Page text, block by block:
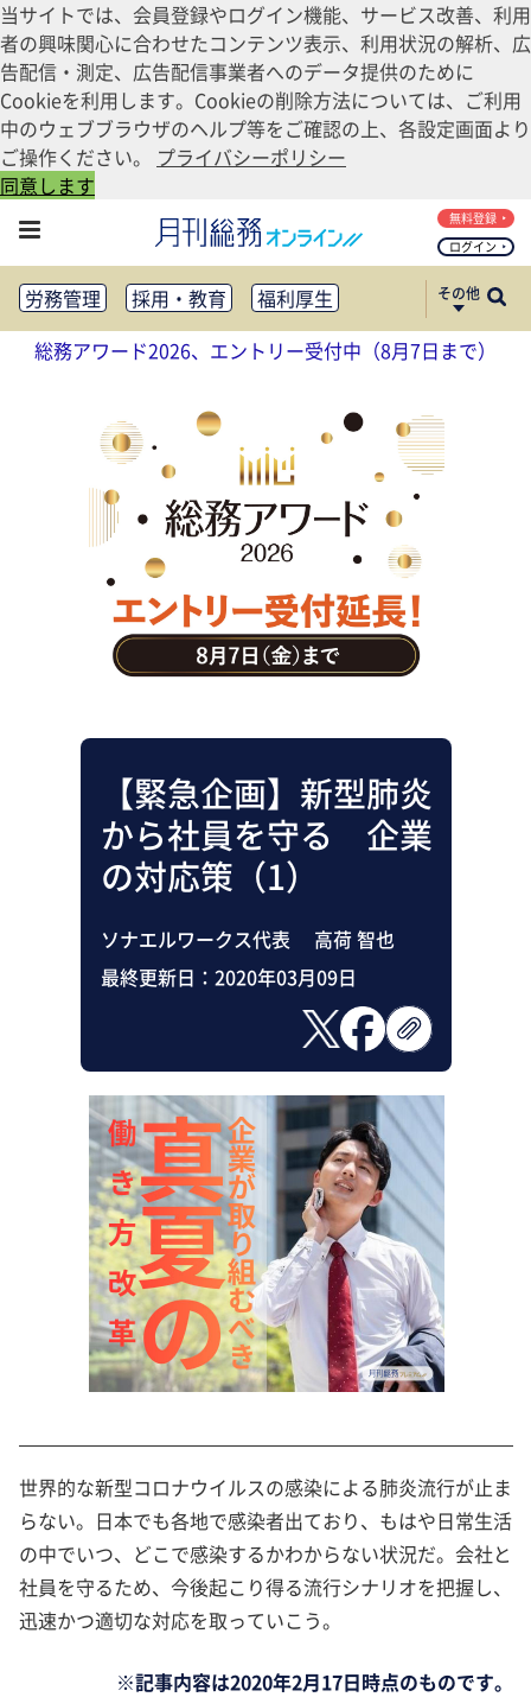
当サイトでは、会員登録やログイン機能、サービス改善、利用
者の興味関心に合わせたコンテンツ表示、利用状況の解析、広
告配信・測定、広告配信事業者へのデータ提供のために
Cookieを利用します。Cookieの削除方法については、ご利用
中のウェブブラウザのヘルプ等をご確認の上、各設定画面より
ご操作ください。 プライバシーポリシー
同意します
ログイン
無料登録
労務管理 採用・教育
福利厚生
健康経営
働き方改革
法務・コンプライアンス
リスクマネジメント・BCP
社外・社内広報
社外・社内コミュニケーション活性化
FM・オフィス移転
CSR・SDGs
テクノロジー活用・DX
助成金・補助金・コスト削減
アウトソーシング・BPO
調査・レポート
その他
総務アワード2026、エントリー受付中（8月7日まで）
【緊急企画】新型肺炎
から社員を守る 企業
の対応策（1）
ソナエルワークス代表 高荷 智也
最終更新日： 2020年03月09日
世界的な新型コロナウイルスの感染による肺炎流行が止ま
らない。日本でも各地で感染者出ており、もはや日常生活
の中でいつ、どこで感染するかわからない状況だ。会社と
社員を守るため、今後起こり得る流行シナリオを把握し、
迅速かつ適切な対応を取っていこう。
※記事内容は2020年2月17日時点のものです。